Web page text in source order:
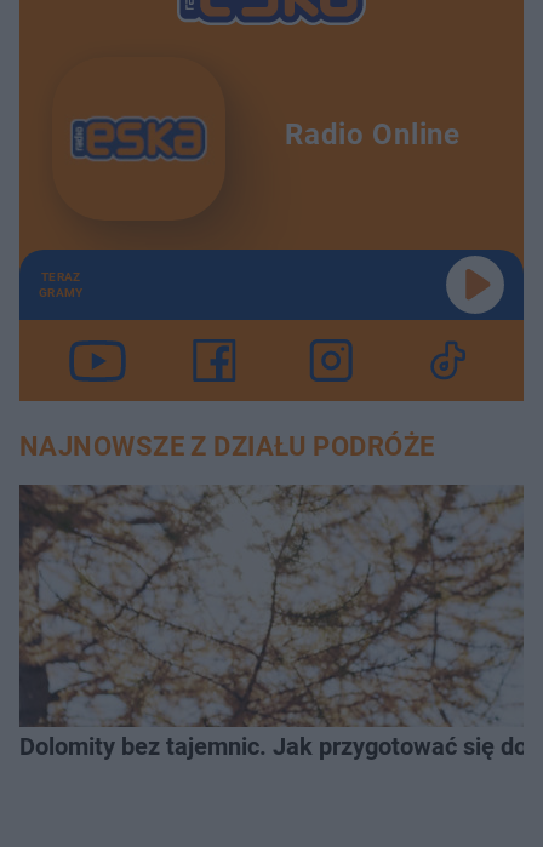
Radio Online
TERAZ
GRAMY
NAJNOWSZE Z DZIAŁU PODRÓŻE
Dolomity bez tajemnic. Jak przygotować się do